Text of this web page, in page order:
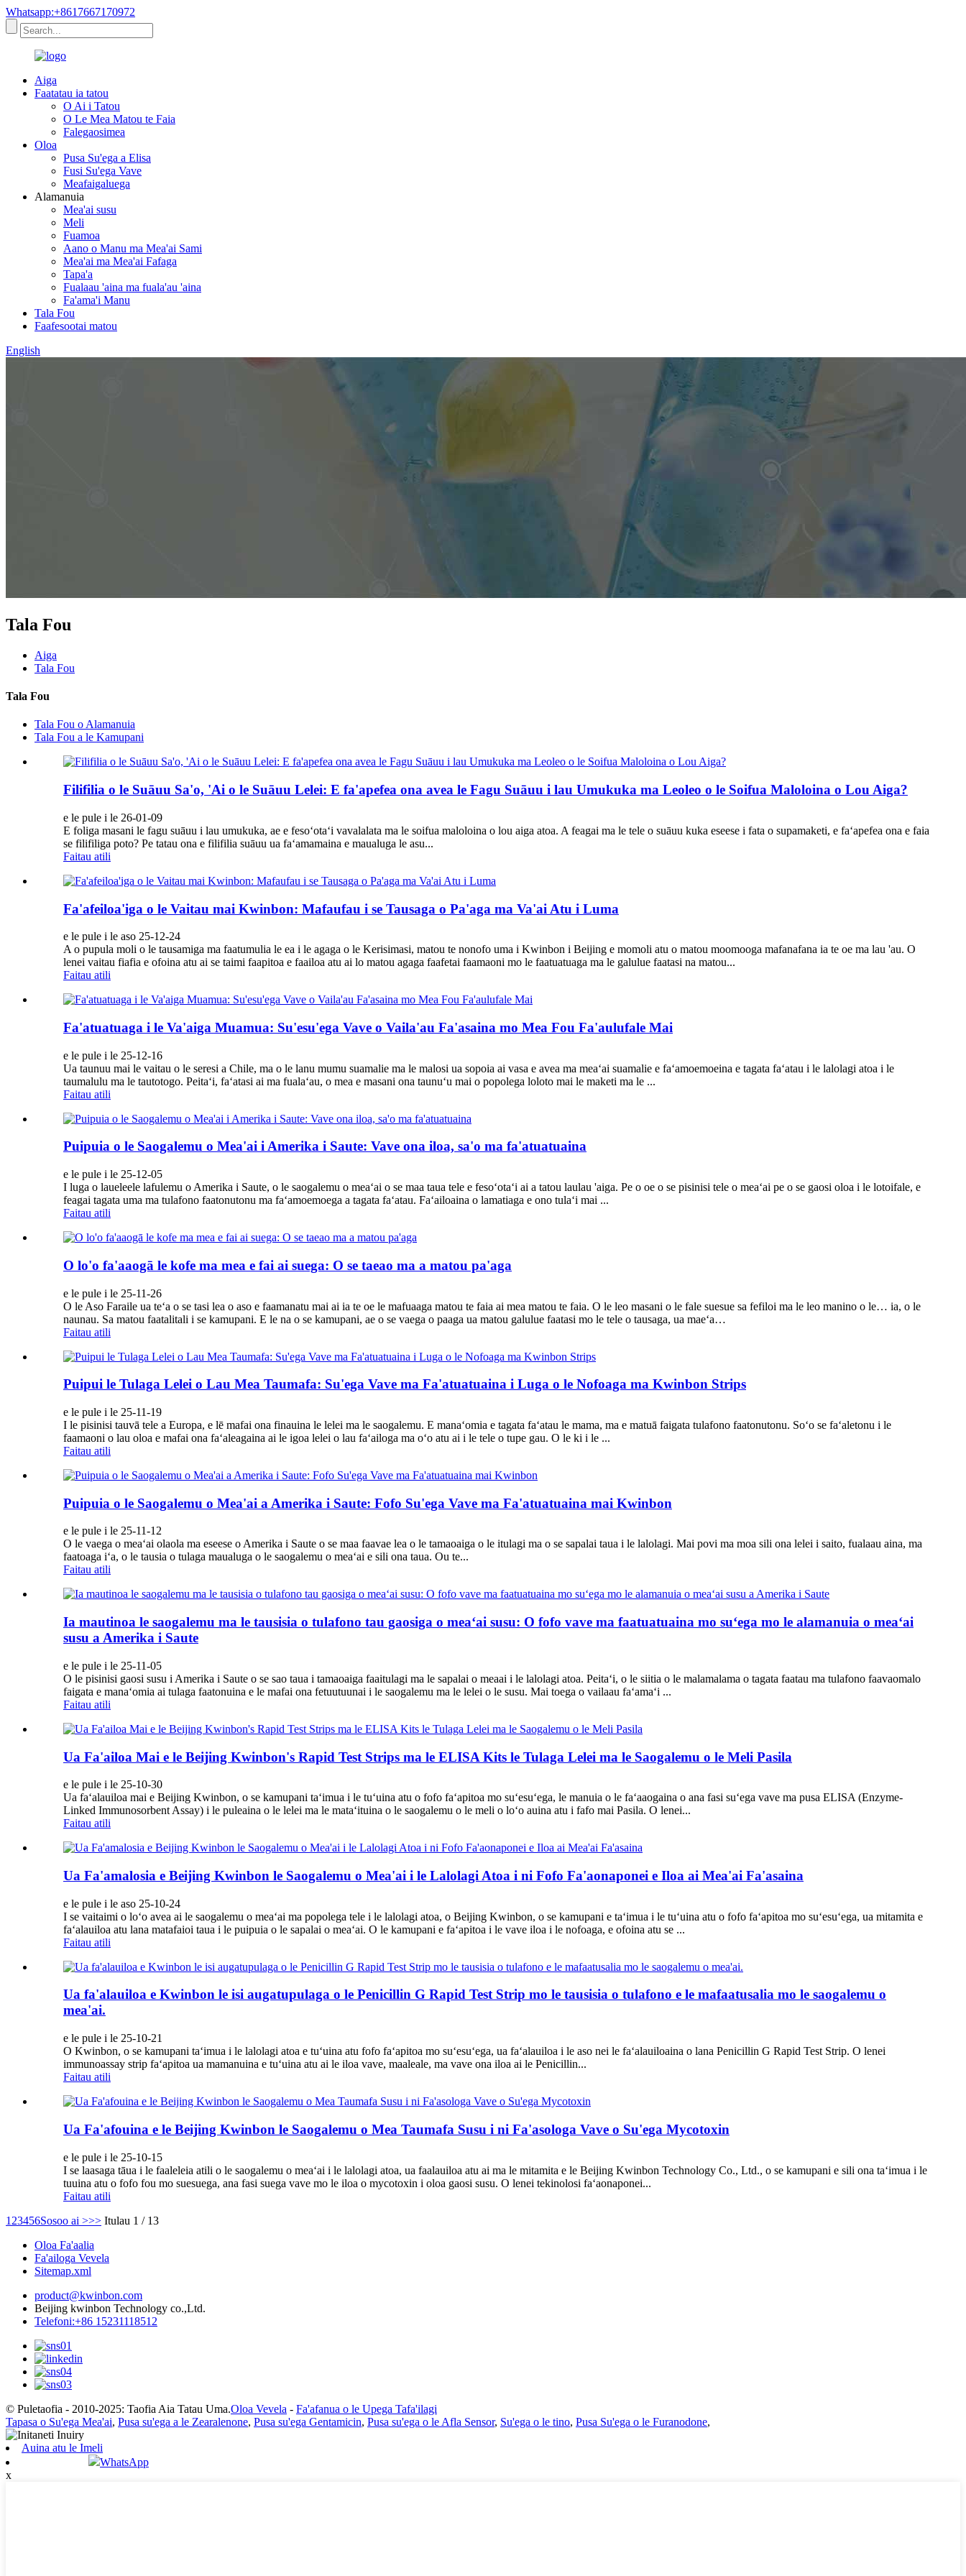
Whatsapp:+8617667170972
Aiga
Faatatau ia tatou
O Ai i Tatou
O Le Mea Matou te Faia
Falegaosimea
Oloa
Pusa Su'ega a Elisa
Fusi Su'ega Vave
Meafaigaluega
Alamanuia
Mea'ai susu
Meli
Fuamoa
Aano o Manu ma Mea'ai Sami
Mea'ai ma Mea'ai Fafaga
Tapa'a
Fualaau 'aina ma fuala'au 'aina
Fa'ama'i Manu
Tala Fou
Faafesootai matou
English
Tala Fou
Aiga
Tala Fou
Tala Fou
Tala Fou o Alamanuia
Tala Fou a le Kamupani
Filifilia o le Suāuu Sa'o, 'Ai o le Suāuu Lelei: E fa'apefea ona avea le Fagu Suāuu i lau Umukuka ma Leoleo o le Soifua Maloloina o Lou Aiga?
e le pule i le 26-01-09
E foliga masani le fagu suāuu i lau umukuka, ae e fesoʻotaʻi vavalalata ma le soifua maloloina o lou aiga atoa. A feagai ma le tele o suāuu kuka eseese i fata o supamaketi, e faʻapefea ona e faia
se filifiliga poto? Pe tatau ona e filifilia suāuu ua faʻamamaina e maualuga le asu...
Faitau atili
Fa'afeiloa'iga o le Vaitau mai Kwinbon: Mafaufau i se Tausaga o Pa'aga ma Va'ai Atu i Luma
e le pule i le aso 25-12-24
A o pupula moli o le tausamiga ma faatumulia le ea i le agaga o le Kerisimasi, matou te nonofo uma i Kwinbon i Beijing e momoli atu o matou moomooga mafanafana ia te oe ma lau 'au. O
lenei vaitau fiafia e ofoina atu ai se taimi faapitoa e faailoa atu ai lo matou agaga faafetai faamaoni mo le faatuatuaga ma le galulue faatasi na matou...
Faitau atili
Fa'atuatuaga i le Va'aiga Muamua: Su'esu'ega Vave o Vaila'au Fa'asaina mo Mea Fou Fa'aulufale Mai
e le pule i le 25-12-16
Ua taunuu mai le vaitau o le seresi a Chile, ma o le lanu mumu suamalie ma le malosi ua sopoia ai vasa e avea ma meaʻai suamalie e faʻamoemoeina e tagata faʻatau i le lalolagi atoa i le
taumalulu ma le tautotogo. Peitaʻi, faʻatasi ai ma fualaʻau, o mea e masani ona taunuʻu mai o popolega loloto mai le maketi ma le ...
Faitau atili
Puipuia o le Saogalemu o Mea'ai i Amerika i Saute: Vave ona iloa, sa'o ma fa'atuatuaina
e le pule i le 25-12-05
I luga o laueleele lafulemu o Amerika i Saute, o le saogalemu o meaʻai o se maa taua tele e fesoʻotaʻi ai a tatou laulau 'aiga. Pe o oe o se pisinisi tele o meaʻai pe o se gaosi oloa i le lotoifale, e
feagai tagata uma ma tulafono faatonutonu ma faʻamoemoega a tagata faʻatau. Faʻailoaina o lamatiaga e ono tulaʻi mai ...
Faitau atili
O lo'o fa'aaogā le kofe ma mea e fai ai suega: O se taeao ma a matou pa'aga
e le pule i le 25-11-26
O le Aso Faraile ua teʻa o se tasi lea o aso e faamanatu mai ai ia te oe le mafuaaga matou te faia ai mea matou te faia. O le leo masani o le fale suesue sa fefiloi ma le leo manino o le… ia, o le
naunau. Sa matou faatalitali i se kamupani. E le na o se kamupani, ae o se vaega o paaga ua matou galulue faatasi mo le tele o tausaga, ua maeʻa…
Faitau atili
Puipui le Tulaga Lelei o Lau Mea Taumafa: Su'ega Vave ma Fa'atuatuaina i Luga o le Nofoaga ma Kwinbon Strips
e le pule i le 25-11-19
I le pisinisi tauvā tele a Europa, e lē mafai ona finauina le lelei ma le saogalemu. E manaʻomia e tagata faʻatau le mama, ma e matuā faigata tulafono faatonutonu. Soʻo se faʻaletonu i le
faamaoni o lau oloa e mafai ona faʻaleagaina ai le igoa lelei o lau faʻailoga ma oʻo atu ai i le tele o tupe gau. O le ki i le ...
Faitau atili
Puipuia o le Saogalemu o Mea'ai a Amerika i Saute: Fofo Su'ega Vave ma Fa'atuatuaina mai Kwinbon
e le pule i le 25-11-12
O le vaega o meaʻai olaola ma eseese o Amerika i Saute o se maa faavae lea o le tamaoaiga o le itulagi ma o se sapalai taua i le lalolagi. Mai povi ma moa sili ona lelei i saito, fualaau aina, ma
faatoaga iʻa, o le tausia o tulaga maualuga o le saogalemu o meaʻai e sili ona taua. Ou te...
Faitau atili
Ia mautinoa le saogalemu ma le tausisia o tulafono tau gaosiga o meaʻai susu: O fofo vave ma faatuatuaina mo suʻega mo le alamanuia o meaʻai
susu a Amerika i Saute
e le pule i le 25-11-05
O le pisinisi gaosi susu i Amerika i Saute o se sao taua i tamaoaiga faaitulagi ma le sapalai o meaai i le lalolagi atoa. Peitaʻi, o le siitia o le malamalama o tagata faatau ma tulafono faavaomalo
faigata e manaʻomia ai tulaga faatonuina e le mafai ona fetuutuunai i le saogalemu ma le lelei o le susu. Mai toega o vailaau faʻamaʻi ...
Faitau atili
Ua Fa'ailoa Mai e le Beijing Kwinbon's Rapid Test Strips ma le ELISA Kits le Tulaga Lelei ma le Saogalemu o le Meli Pasila
e le pule i le 25-10-30
Ua faʻalauiloa mai e Beijing Kwinbon, o se kamupani taʻimua i le tuʻuina atu o fofo faʻapitoa mo suʻesuʻega, le manuia o le faʻaaogaina o ana fasi suʻega vave ma pusa ELISA (Enzyme-
Linked Immunosorbent Assay) i le puleaina o le lelei ma le mataʻituina o le saogalemu o le meli o loʻo auina atu i fafo mai Pasila. O lenei...
Faitau atili
Ua Fa'amalosia e Beijing Kwinbon le Saogalemu o Mea'ai i le Lalolagi Atoa i ni Fofo Fa'aonaponei e Iloa ai Mea'ai Fa'asaina
e le pule i le aso 25-10-24
I se vaitaimi o loʻo avea ai le saogalemu o meaʻai ma popolega tele i le lalolagi atoa, o Beijing Kwinbon, o se kamupani e taʻimua i le tuʻuina atu o fofo faʻapitoa mo suʻesuʻega, ua mitamita e
faʻalauiloa atu lana matafaioi taua i le puipuia o le sapalai o meaʻai. O le kamupani e faʻapitoa i le vave iloa i le nofoaga, e ofoina atu se ...
Faitau atili
Ua fa'alauiloa e Kwinbon le isi augatupulaga o le Penicillin G Rapid Test Strip mo le tausisia o tulafono e le mafaatusalia mo le saogalemu o
mea'ai.
e le pule i le 25-10-21
O Kwinbon, o se kamupani taʻimua i le lalolagi atoa e tuʻuina atu fofo faʻapitoa mo suʻesuʻega, ua faʻalauiloa i le aso nei le faʻalauiloaina o lana Penicillin G Rapid Test Strip. O lenei
immunoassay strip faʻapitoa ua mamanuina e tuʻuina atu ai le iloa vave, maaleale, ma vave ona iloa ai le Penicillin...
Faitau atili
Ua Fa'afouina e le Beijing Kwinbon le Saogalemu o Mea Taumafa Susu i ni Fa'asologa Vave o Su'ega Mycotoxin
e le pule i le 25-10-15
I se laasaga tāua i le faaleleia atili o le saogalemu o meaʻai i le lalolagi atoa, ua faalauiloa atu ai ma le mitamita e le Beijing Kwinbon Technology Co., Ltd., o se kamupani e sili ona taʻimua i le
tuuina atu o fofo fou mo suesuega, ana fasi suega vave mo le iloa o mycotoxin i oloa gaosi susu. O lenei tekinolosi faʻaonaponei...
Faitau atili
1 23456Sosoo ai >>> Itulau 1 / 13
Oloa Fa'aalia
Fa'ailoga Vevela
Sitemap.xml
product@kwinbon.com
Beijing kwinbon Technology co.,Ltd.
Telefoni:+86 15231118512
© Puletaofia - 2010-2025: Taofia Aia Tatau Uma.Oloa Vevela - Fa'afanua o le Upega Tafa'ilagi
Tapasa o Su'ega Mea'ai, Pusa su'ega a le Zearalenone, Pusa su'ega Gentamicin, Pusa su'ega o le Afla Sensor, Su'ega o le tino, Pusa Su'ega o le Furanodone,
Auina atu le Imeli
WhatsApp
x